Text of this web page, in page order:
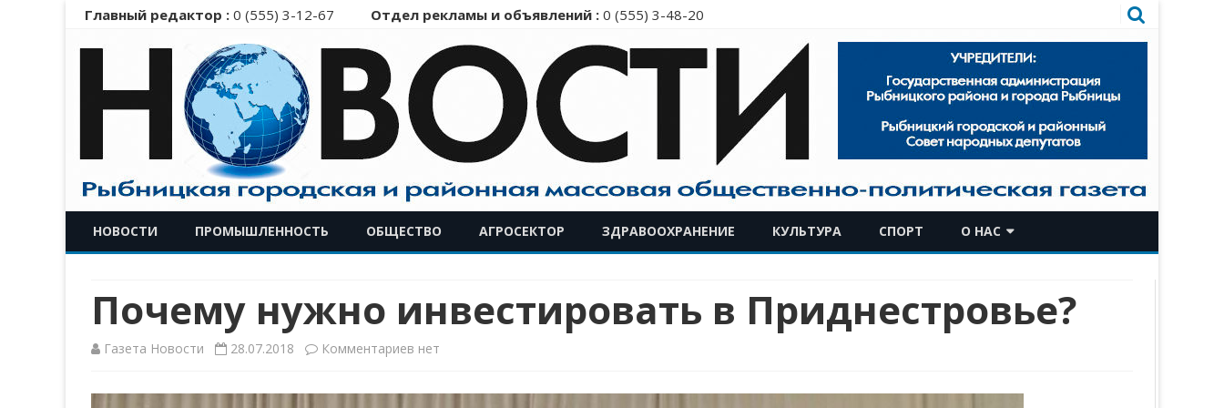
Главный редактор : 0 (555) 3-12-67 Отдел рекламы и объявлений : 0 (555) 3-48-20
к
содержимому
НОВОСТИ ПРОМЫШЛЕННОСТЬ ОБЩЕСТВО АГРОСЕКТОР ЗДРАВООХРАНЕНИЕ КУЛЬТУРА СПОРТ О НАС
ИСТОРИЧЕСКАЯ СПРАВКА
Почему нужно инвестировать в Приднестровье?
Газета Новости 28.07.2018 Комментариев кнет